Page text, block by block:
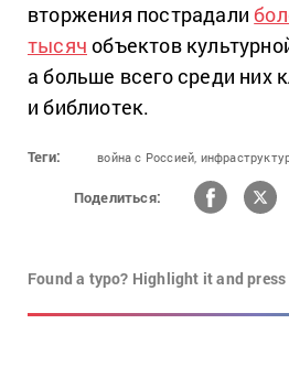
вторжения пострадали
тысяч объектов
а больше всего среди них
и библиотек.
Теги: война с Россией,
Поделиться:
Found a typo? Highlight it and press